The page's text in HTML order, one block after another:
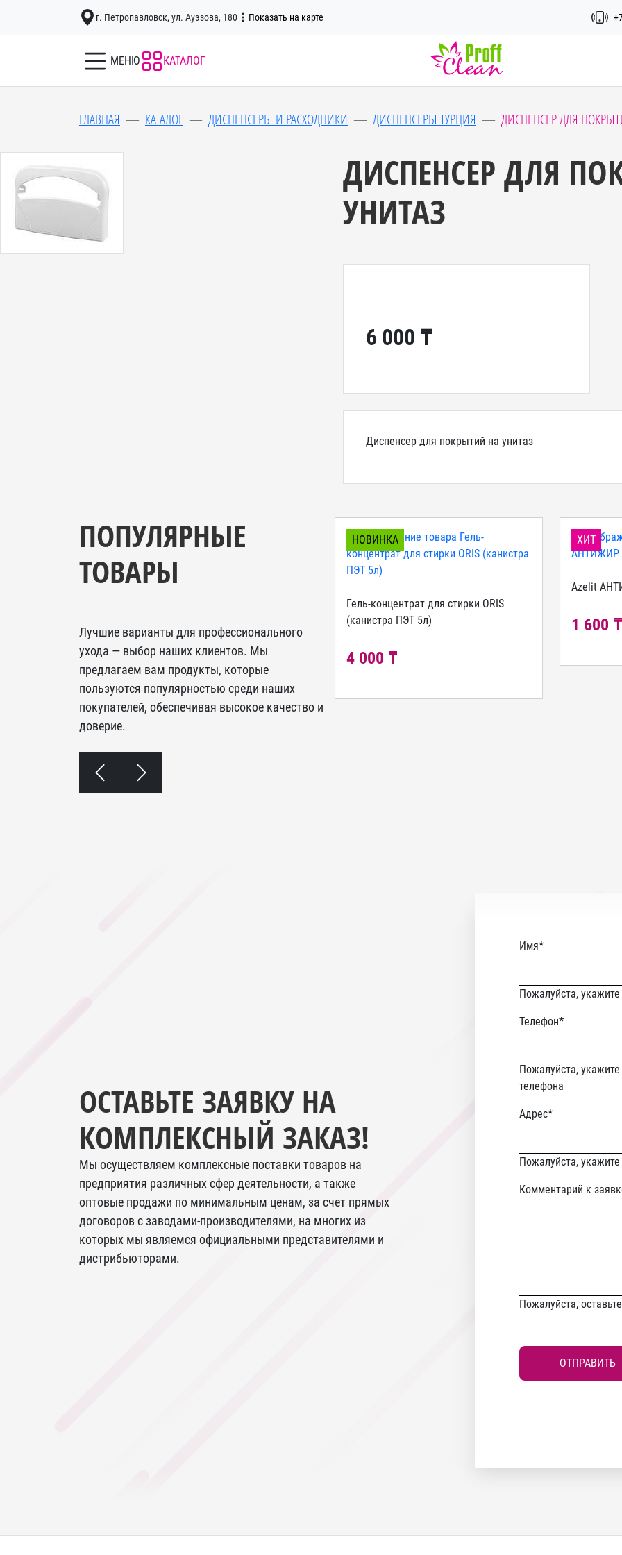
г. Петропавловск, ул. Ауэзова, 180 Показать на карте
МЕНЮ КАТАЛОГ
ГЛАВНАЯ КАТАЛОГ ДИСПЕНСЕРЫ И РАСХОДНИКИ ДИСПЕНСЕРЫ ТУРЦИЯ ДИСПЕНСЕР ДЛЯ
ДИСПЕНСЕР ДЛЯ
УНИТАЗ
6 000 ₸
Диспенсер для покрытий на унитаз
ПОПУЛЯРНЫЕ
ТОВАРЫ
Лучшие варианты для профессионального
ухода — выбор наших клиентов. Мы
предлагаем вам продукты, которые
пользуются популярностью среди наших
покупателей, обеспечивая высокое качество и
доверие.
НОВИНКА
Гель-концентрат для стирки ORIS
(канистра ПЭТ 5л)
4 000 ₸
ХИТ
Azelit
1 600 ₸
ОСТАВЬТЕ ЗАЯВКУ НА
КОМПЛЕКСНЫЙ ЗАКАЗ!
Мы осуществляем комплексные поставки товаров на
предприятия различных сфер деятельности, а также
оптовые продажи по минимальным ценам, за счет прямых
договоров с заводами-производителями, на многих из
которых мы являемся официальными представителями и
дистрибьюторами.
Имя*
Пожалуйста,
Телефон*
Пожалуйста,
телефона
email
Never
give
Адрес*
Пожалуйста,
Комментарий к
Пожалуйста,
ОТПРАВИТЬ